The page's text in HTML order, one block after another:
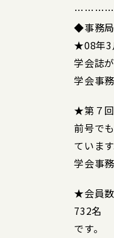
◆事務
★08年3
学会誌
学会事
★第７回
前号で
ています
学会事
★会員
732名
です。